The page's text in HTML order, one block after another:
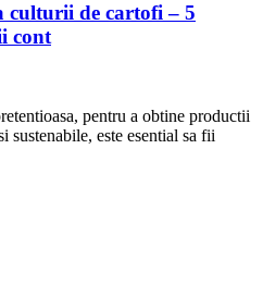
culturii de cartofi – 5
cont
pentru a obtine productii
sustenabile, este esential sa fii